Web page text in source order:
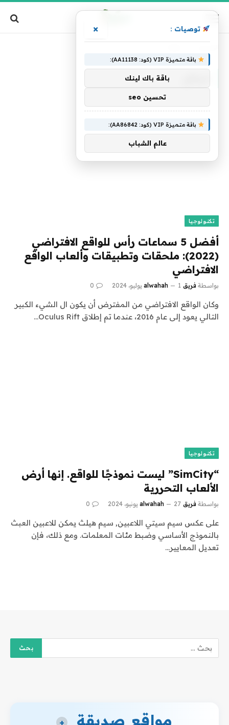
تكنولوجيا
أفضل 5 سماعات رأس للواقع الافتراضي
(2022): ملحقات وتطبيقات وألعاب الواقع
الافتراضي
بواسطة فريق alwahah 1 يوليو، 2024 0
وكان الواقع الافتراضي من المفترض أن يكون ال الشيء الكبير
التالي يعود إلى عام 2016، عندما تم إطلاق Oculus Rift…
تكنولوجيا
“SimCity” ليست نموذجًا للواقع. إنها أرض
الألعاب التحررية
بواسطة فريق alwahah 27 يونيو، 2024 0
على عكس سيم سيتي اللاعبين, سيم هيلث يمكن للاعبين العبث
بالنموذج الأساسي وضبط مئات المعلمات. ومع ذلك، فإن
تعديل المعايير…
مواقع صديقة +
توصيات : ×
باقة متميزة VIP (كود: AA11138):
باقة باك لينك
تحسين seo
باقة متميزة VIP (كود: AA86842):
عالم الشباب